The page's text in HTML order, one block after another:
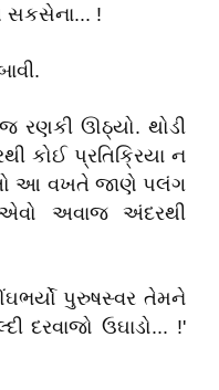
!
રણકી ઊઠ્યો. થોડી
કોઈ પ્રતિક્રિયા ન
તો આ વખતે જાણે પલંગ
અવાજ અંદરથી
પુરુષસ્વર તેમને
દરવાજો ઉઘાડો... !'